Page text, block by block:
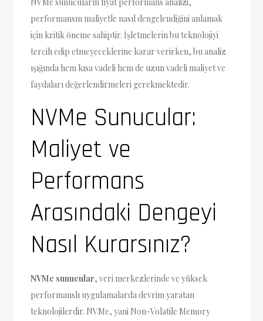
performansın maliyetle nasıl dengelendiğini anlamak
için kritik öneme sahiptir. İşletmelerin bu teknolojiyi
tercih edip etmeyeceklerine karar verirken, bu analiz
ışığında hem kısa vadeli hem de uzun vadeli maliyet ve
faydaları değerlendirmeleri gerekmektedir.
NVMe Sunucular:
Maliyet ve
Performans
Arasındaki Dengeyi
Nasıl Kurarsınız?
NVMe sunucular, veri merkezlerinde ve yüksek
performanslı uygulamalarda devrim yaratan
teknolojilerdir. NVMe, yani Non-Volatile Memory